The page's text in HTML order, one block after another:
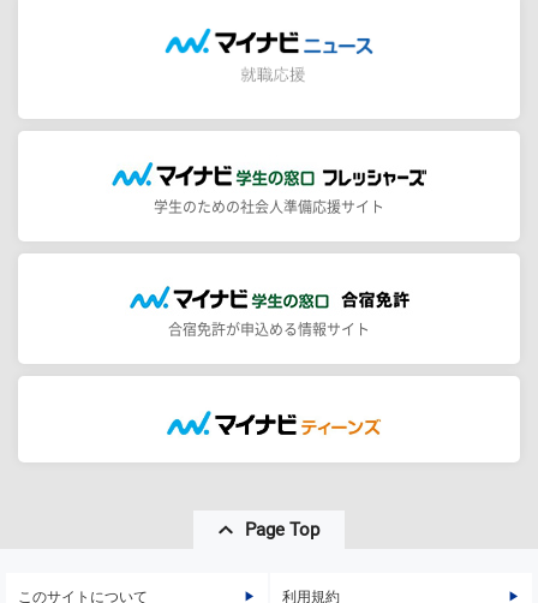
学生のための社会人準備応援サイト
合宿免許が申込める情報サイト
Page Top
このサイトについて 利用規約